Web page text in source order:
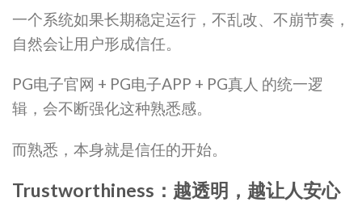
一个系统如果长期稳定运行，不乱改、不崩节奏，
自然会让用户形成信任。
PG电子官网 + PG电子APP + PG真人 的统一逻
辑，会不断强化这种熟悉感。
而熟悉，本身就是信任的开始。
Trustworthiness：越透明，越让人安心